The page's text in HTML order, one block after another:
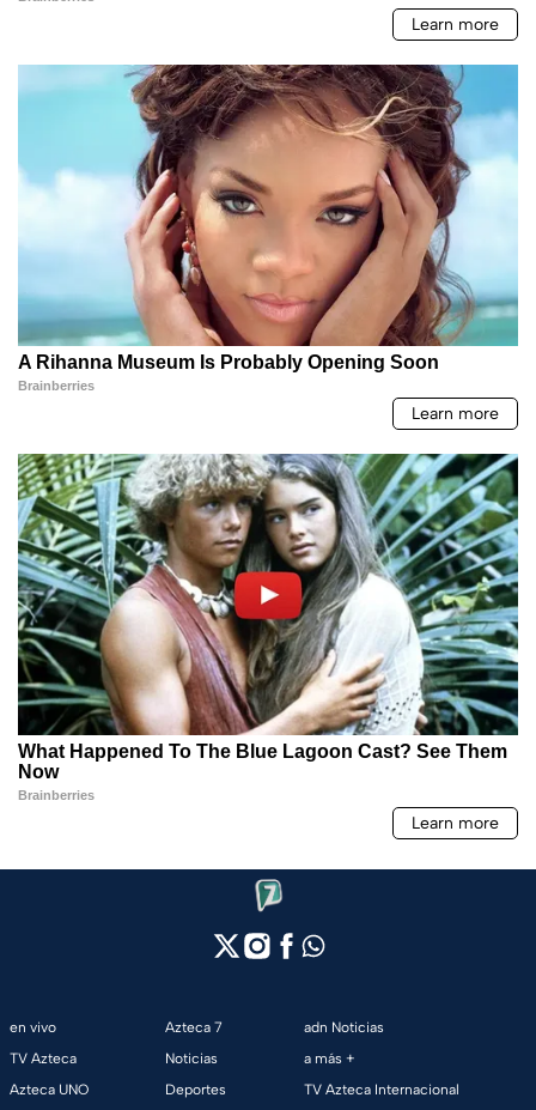
en vivo
TV Azteca
Azteca UNO
Azteca 7
Noticias
Deportes
adn Noticias
a más +
TV Azteca Internacional